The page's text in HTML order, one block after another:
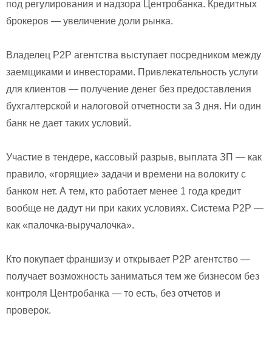
под регулирования и надзора Центробанка. Кредитных
брокеров — увеличение доли рынка.
Владелец P2P агентства выступает посредником между
заемщиками и инвесторами. Привлекательность услуги
для клиентов — получение денег без предоставления
бухгалтерской и налоговой отчетности за 3 дня. Ни один
банк не дает таких условий.
Участие в тендере, кассовый разрыв, выплата ЗП — как
правило, «горящие» задачи и времени на волокиту с
банком нет. А тем, кто работает менее 1 года кредит
вообще не дадут ни при каких условиях. Система P2P —
как «палочка-выручалочка».
Кто покупает франшизу и открывает P2P агентство —
получает возможность заниматься тем же бизнесом без
контроля Центробанка — то есть, без отчетов и
проверок.